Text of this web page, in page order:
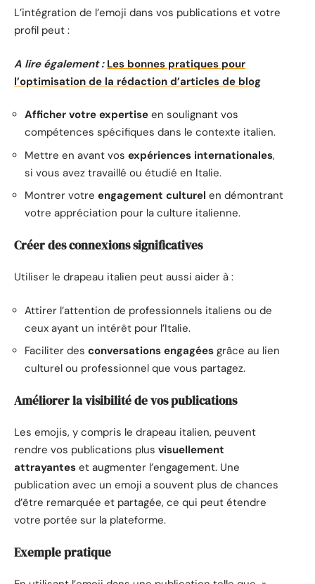
L’intégration de l’emoji dans vos publications et votre
profil peut :
A lire également : Les bonnes pratiques pour
l’optimisation de la rédaction d’articles de blog
Afficher votre expertise en soulignant vos
compétences spécifiques dans le contexte italien.
Mettre en avant vos expériences internationales,
si vous avez travaillé ou étudié en Italie.
Montrer votre engagement culturel en démontrant
votre appréciation pour la culture italienne.
Créer des connexions significatives
Utiliser le drapeau italien peut aussi aider à :
Attirer l’attention de professionnels italiens ou de
ceux ayant un intérêt pour l’Italie.
Faciliter des conversations engagées grâce au lien
culturel ou professionnel que vous partagez.
Améliorer la visibilité de vos publications
Les emojis, y compris le drapeau italien, peuvent
rendre vos publications plus visuellement
attrayantes et augmenter l’engagement. Une
publication avec un emoji a souvent plus de chances
d’être remarquée et partagée, ce qui peut étendre
votre portée sur la plateforme.
Exemple pratique